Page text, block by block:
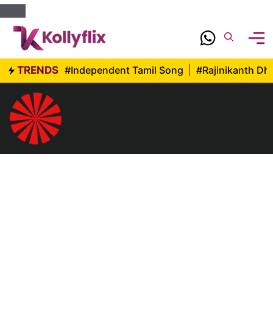
Skip
content
TRENDS #Independent Tamil Song #Rajinikanth